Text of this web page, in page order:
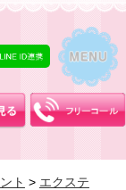
ト エクステ